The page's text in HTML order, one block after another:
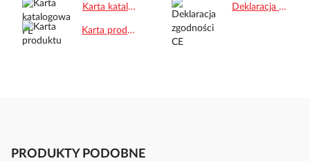
Karta katalogowa PL.pdf
Karta produktu.pdf
Deklaracja zgodności CE.pdf
PRODUKTY PODOBNE